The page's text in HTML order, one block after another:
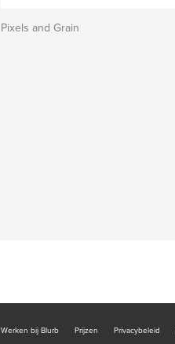
Pixels and Grain
Werken bij Blurb Prijzen Privacybeleid